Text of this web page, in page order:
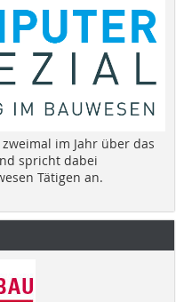
im Jahr über das
spricht dabei
Tätigen an.